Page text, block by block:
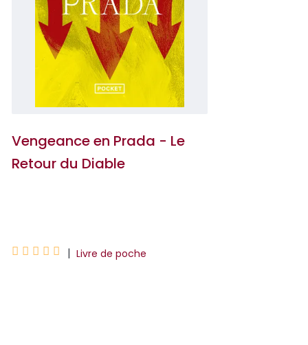
Vengeance en Prada - Le
Retour du Diable
     | Livre de poche